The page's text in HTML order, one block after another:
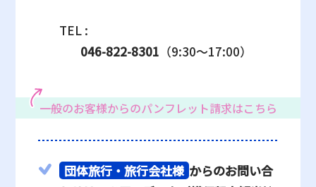
TEL :
046-822-8301 （9:30～17:00）
一般のお客様からのパンフレット請求はこちら
団体旅行・旅行会社様 からのお問い合